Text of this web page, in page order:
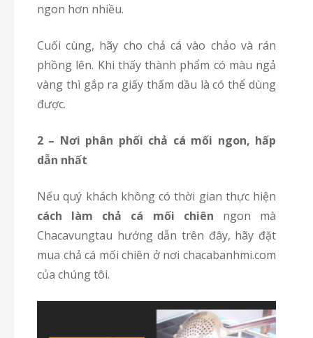
ngon hơn nhiều.
Cuối cùng, hãy cho chả cá vào chảo và rán
phồng lên. Khi thấy thành phẩm có màu ngả
vàng thì gắp ra giấy thấm dầu là có thể dùng
được.
2 – Nơi phân phối chả cá mối ngon, hấp
dẫn nhất
Nếu quý khách không có thời gian thực hiện
cách làm chả cá mối chiên ngon mà
Chacavungtau hướng dẫn trên đây, hãy đặt
mua chả cá mối chiên ở nơi chacabanhmi.com
của chúng tôi.